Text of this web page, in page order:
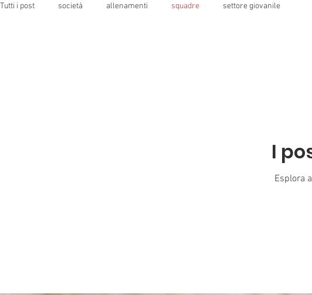
Tutti i post società allenamenti squadre settore giovanile
I
Esplora